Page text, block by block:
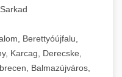
Berettyóújfalu,
Karcag, Derecske,
Balmazújváros,